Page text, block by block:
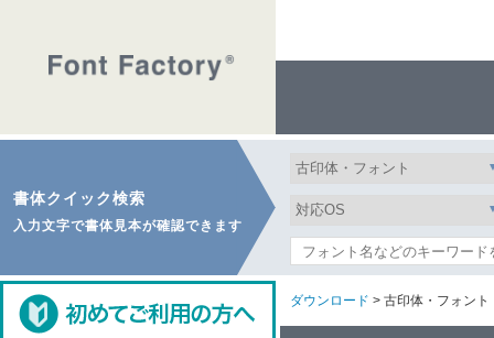
書体クイック検索
入力文字で書体見本が確認できます
ダウンロード > 古印体・フォント